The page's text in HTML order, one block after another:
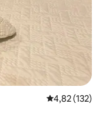
4,82 de uma
4,82 (132)